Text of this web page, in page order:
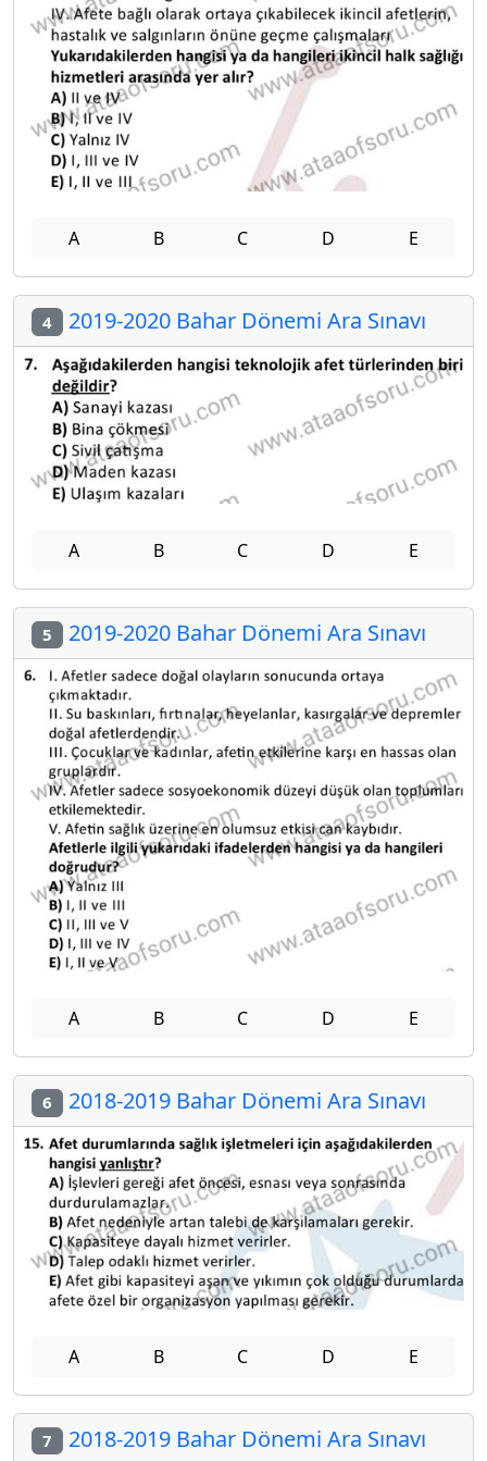
A B C D E
4 2019-2020 Bahar Dönemi Ara Sınavı
A B C D E
5 2019-2020 Bahar Dönemi Ara Sınavı
A B C D E
6 2018-2019 Bahar Dönemi Ara Sınavı
A B C D E
7 2018-2019 Bahar Dönemi Ara Sınavı